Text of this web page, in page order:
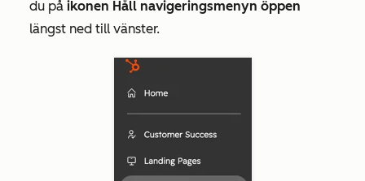
du på ikonen Håll navigeringsmenyn öppen
längst ned till vänster.